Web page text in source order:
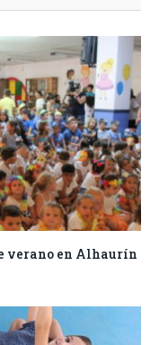
verano en Alhaurín